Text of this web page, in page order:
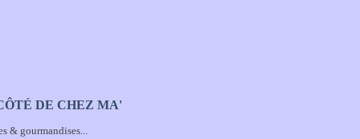
DE CHEZ MA'
& gourmandises...